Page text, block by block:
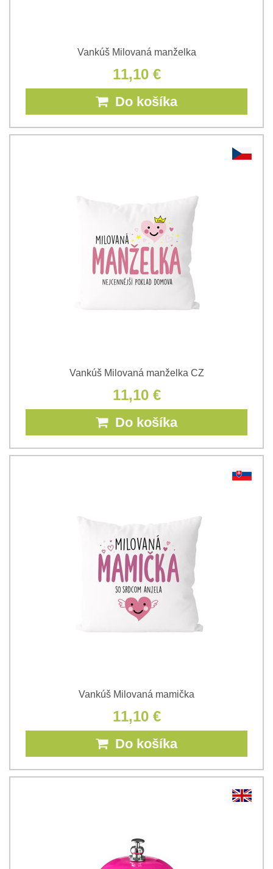
Vankúš Milovaná manželka
11,10 €
Do košíka
Vankúš Milovaná manželka CZ
11,10 €
Do košíka
Vankúš Milovaná mamička
11,10 €
Do košíka